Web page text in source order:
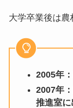
大学卒業後は農
2005年
2007年
推進室に